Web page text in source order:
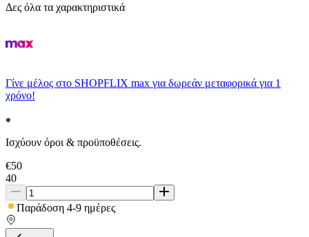
Δες όλα τα χαρακτηριστικά
Γίνε μέλος στο SHOPFLIX max για δωρεάν μεταφορικά για 1
χρόνο!
Ισχύουν όροι & προϋποθέσεις.
€50
40
Παράδοση 4-9 ημέρες